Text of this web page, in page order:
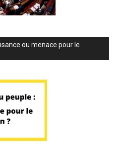
ou menace pour le